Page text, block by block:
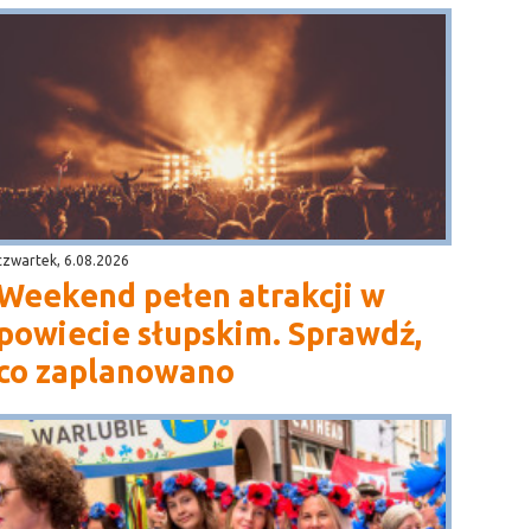
6.08.2026
pełen atrakcji w
słupskim. Sprawdź,
zaplanowano